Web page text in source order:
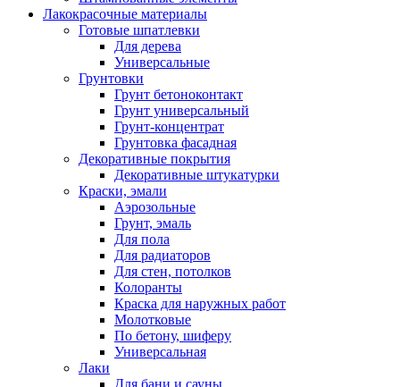
Лакокрасочные материалы
Готовые шпатлевки
Для дерева
Универсальные
Грунтовки
Грунт бетоноконтакт
Грунт универсальный
Грунт-концентрат
Грунтовка фасадная
Декоративные покрытия
Декоративные штукатурки
Краски, эмали
Аэрозольные
Грунт, эмаль
Для пола
Для радиаторов
Для стен, потолков
Колоранты
Краска для наружных работ
Молотковые
По бетону, шиферу
Универсальная
Лаки
Для бани и сауны